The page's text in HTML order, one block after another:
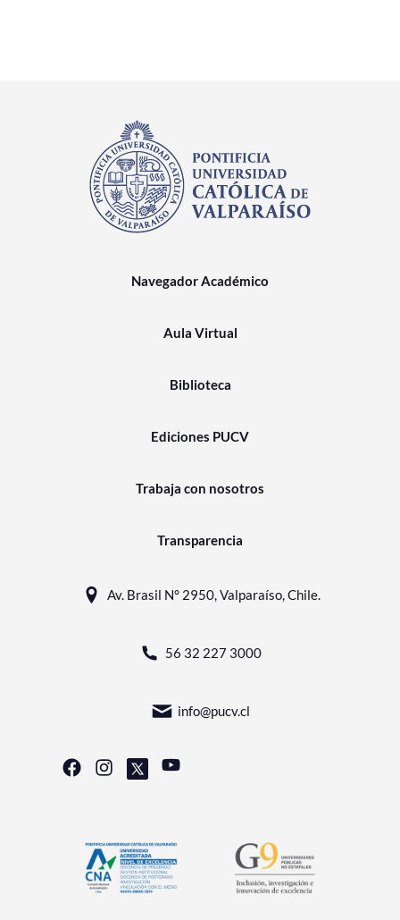
Navegador Académico
Aula Virtual
Biblioteca
Ediciones PUCV
Trabaja con nosotros
Transparencia
Av. Brasil N° 2950, Valparaíso, Chile.
56 32 227 3000
info@pucv.cl